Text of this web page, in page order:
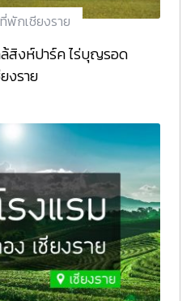
พักเชียงราย
สิงห์ปาร์ค ไร่บุญรอด
งราย